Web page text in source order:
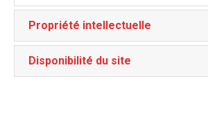
Propriété intellectuelle
Disponibilité du site